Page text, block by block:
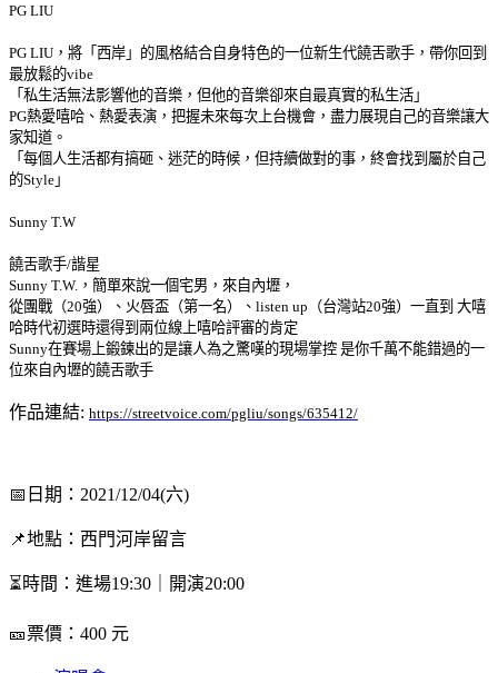
PG LIU
PG LIU，將「西岸」的風格結合自身特色的一位新生代饒舌歌手，帶你回到
最放鬆的vibe
「私生活無法影響他的音樂，但他的音樂卻來自最真實的私生活」
PG熱愛嘻哈、熱愛表演，把握未來每次上台機會，盡力展現自己的音樂讓大
家知道。
「每個人生活都有搞砸、迷茫的時候，但持續做對的事，終會找到屬於自己
的Style」
Sunny T.W
饒舌歌手/諧星
Sunny T.W.，簡單來說一個宅男，來自內壢，
從團戰（20強）、火唇盃（第一名）、listen up（台灣站20強）一直到 大嘻
哈時代初選時還得到兩位線上嘻哈評審的肯定
Sunny在賽場上鍛鍊出的是讓人為之驚嘆的現場掌控 是你千萬不能錯過的一
位來自內壢的饒舌歌手
作品連結: https://streetvoice.com/pgliu/songs/635412/
📅日期：2021/12/04(六)
📌地點：西門河岸留言
⏳時間：進場19:30｜開演20:00
🎫票價：400 元